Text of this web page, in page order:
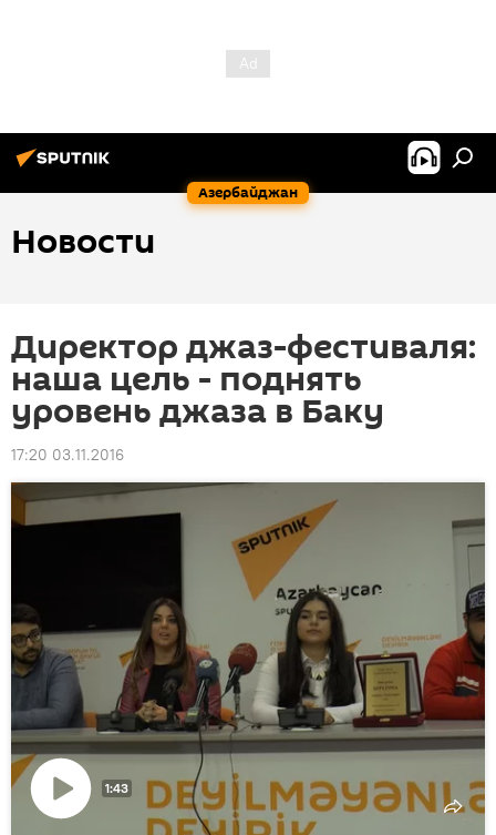
Азербайджан
Новости
Директор джаз-фестиваля:
наша цель - поднять
уровень джаза в Баку
17:20 03.11.2016
1:43